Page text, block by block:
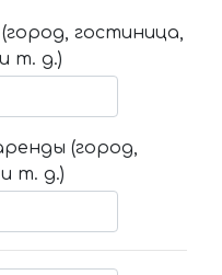
гостиница,
т. д.)
(город,
т. д.)